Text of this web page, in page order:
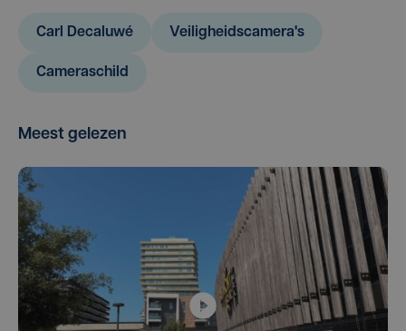
Carl Decaluwé Veiligheidscamera's
Cameraschild
Meest gelezen